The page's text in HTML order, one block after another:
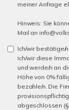
meiner Anfrage
Hinweis: Sie
Mail an
Ich/wir bestätige/
ich/wir diese
und werde/n an
Höhe von 0%
bezahle/n. Die
abgeschlossen (§